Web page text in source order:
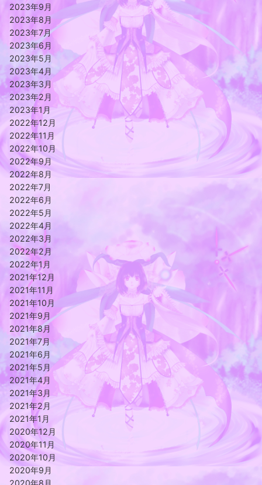
2023年9月
2023年8月
2023年7月
2023年6月
2023年5月
2023年4月
2023年3月
2023年2月
2023年1月
2022年12月
2022年11月
2022年10月
2022年9月
2022年8月
2022年7月
2022年6月
2022年5月
2022年4月
2022年3月
2022年2月
2022年1月
2021年12月
2021年11月
2021年10月
2021年9月
2021年8月
2021年7月
2021年6月
2021年5月
2021年4月
2021年3月
2021年2月
2021年1月
2020年12月
2020年11月
2020年10月
2020年9月